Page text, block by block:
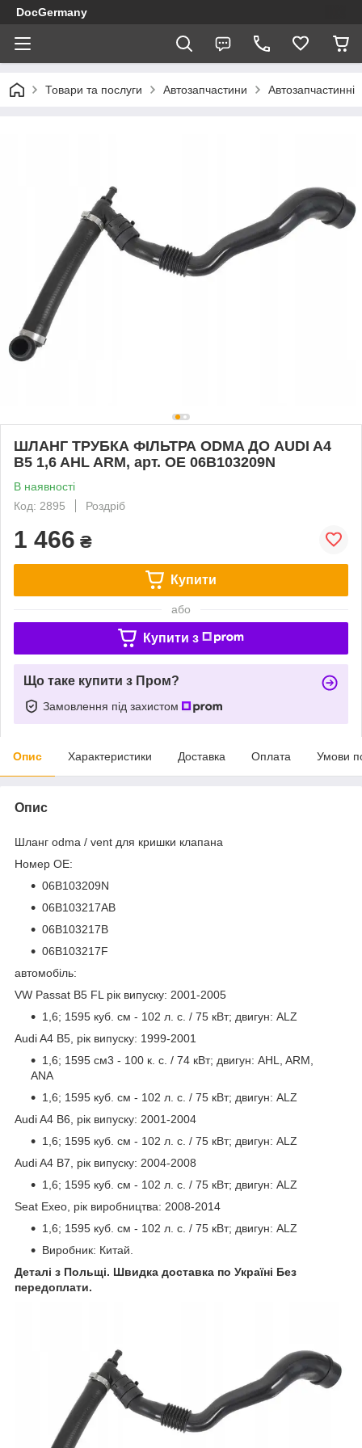
DocGermany
Товари та послуги Автозапчастини Автозапчастинні
ШЛАНГ ТРУБКА ФІЛЬТРА ODMA ДО AUDI A4
B5 1,6 AHL ARM, арт. OE 06B103209N
В наявності
Код: 2895
Роздріб
1 466 ₴
Купити
або
Купити з
Що таке купити з Пром?
Замовлення під захистом
Опис Характеристики Доставка Оплата Умови
Опис
Шланг odma / vent для кришки клапана
Номер OE:
06B103209N
06B103217AB
06B103217B
06B103217F
автомобіль:
VW Passat B5 FL рік випуску: 2001-2005
1,6; 1595 куб. см - 102 л. с. / 75 кВт; двигун: ALZ
Audi A4 B5, рік випуску: 1999-2001
1,6; 1595 см3 - 100 к. с. / 74 кВт; двигун: AHL, ARM,
ANA
1,6; 1595 куб. см - 102 л. с. / 75 кВт; двигун: ALZ
Audi A4 B6, рік випуску: 2001-2004
1,6; 1595 куб. см - 102 л. с. / 75 кВт; двигун: ALZ
Audi A4 B7, рік випуску: 2004-2008
1,6; 1595 куб. см - 102 л. с. / 75 кВт; двигун: ALZ
Seat Exeo, рік виробництва: 2008-2014
1,6; 1595 куб. см - 102 л. с. / 75 кВт; двигун: ALZ
Виробник: Китай.
Деталі з Польщі. Швидка доставка по Україні Без
передоплати.